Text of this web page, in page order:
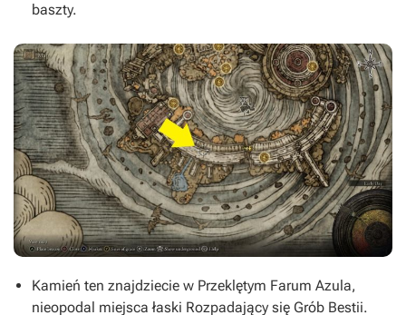
baszty.
Kamień ten znajdziecie w Przeklętym Farum Azula,
nieopodal miejsca łaski Rozpadający się Grób Bestii.